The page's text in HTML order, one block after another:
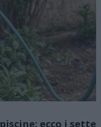
ecco i sette